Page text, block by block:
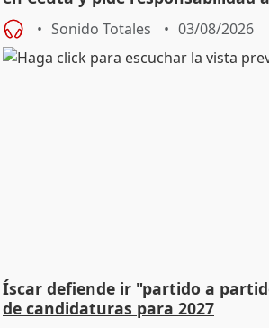
Sonido Totales 03/08/2026
Íscar defiende ir "partido a
de candidaturas para 2027